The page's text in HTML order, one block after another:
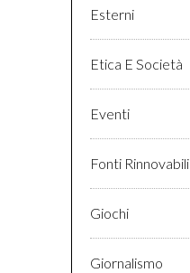
Esterni
Etica E Società
Eventi
Fonti Rinnovabili
Giochi
Giornalismo